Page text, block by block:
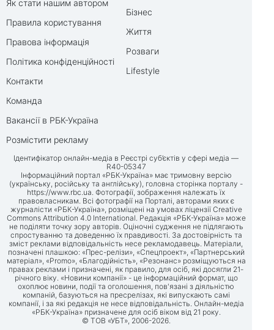
Як стати нашим автором
Правила користування
Правова інформація
Політика конфіденційності
Контакти
Команда
Вакансії в РБК-Україна
Розмістити рекламу
Бізнес
Життя
Розваги
Lifestyle
Ідентифікатор онлайн-медіа в Реєстрі суб’єктів у сфері медіа —
R40-05347
Інформаційний портал «РБК-Україна» має тримовну версію
(українську, російську та англійську), головна сторінка порталу -
https://www.rbc.ua. Фотографії, зображення належать їх
правовласникам. Всі фотографії на Порталі, авторами яких є
журналісти «РБК-Україна», розміщені на умовах ліцензії Creative
Commons Attribution 4.0 International. Редакція «РБК-Україна» може
не поділяти точку зору авторів. Оціночні судження не підлягають
спростуванню та доведенню їх правдивості. За достовірність та
зміст реклами відповідальність несе рекламодавець. Матеріали,
позначені плашкою: «Прес-релізи», «Спецпроект», «Партнерський
матеріал», «Promo», «Благодійність», «Резонанс» розміщуються на
правах реклами і призначені, як правило, для осіб, які досягли 21-
річного віку. «Новини компанії» - це інформаційний формат, що
охоплює новини, події та оголошення, пов'язані з діяльністю
компаній, базуються на пресрелізах, які випускають самі
компанії, і за які редакція не несе відповідальність. Онлайн-медіа
«РБК-Україна» призначене для осіб віком від 21 року.
© ТОВ «УБТ», 2006-2026.